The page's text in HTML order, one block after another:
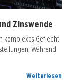
Zinswende
komplexes Geflecht
Während
Weiterlesen